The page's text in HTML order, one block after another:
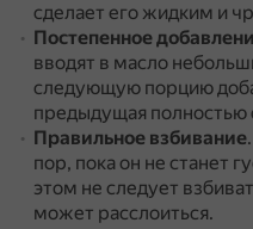
сделает его жидким и
Постепенное
вводят в масло
следующую порцию
предыдущая полностью
Правильное взбивание.
пор, пока он не станет
этом не следует
может расслоиться.